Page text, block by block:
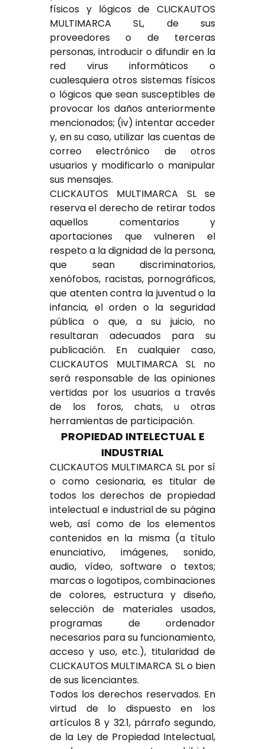
físicos y lógicos de CLICKAUTOS
MULTIMARCA SL, de sus
proveedores o de terceras
personas, introducir o difundir en la
red virus informáticos o
cualesquiera otros sistemas físicos
o lógicos que sean susceptibles de
provocar los daños anteriormente
mencionados; (iv) intentar acceder
y, en su caso, utilizar las cuentas de
correo electrónico de otros
usuarios y modificarlo o manipular
sus mensajes.
CLICKAUTOS MULTIMARCA SL se
reserva el derecho de retirar todos
aquellos comentarios y
aportaciones que vulneren el
respeto a la dignidad de la persona,
que sean discriminatorios,
xenófobos, racistas, pornográficos,
que atenten contra la juventud o la
infancia, el orden o la seguridad
pública o que, a su juicio, no
resultaran adecuados para su
publicación. En cualquier caso,
CLICKAUTOS MULTIMARCA SL no
será responsable de las opiniones
vertidas por los usuarios a través
de los foros, chats, u otras
herramientas de participación.
PROPIEDAD INTELECTUAL E
INDUSTRIAL
CLICKAUTOS MULTIMARCA SL por sí
o como cesionaria, es titular de
todos los derechos de propiedad
intelectual e industrial de su página
web, así como de los elementos
contenidos en la misma (a título
enunciativo, imágenes, sonido,
audio, vídeo, software o textos;
marcas o logotipos, combinaciones
de colores, estructura y diseño,
selección de materiales usados,
programas de ordenador
necesarios para su funcionamiento,
acceso y uso, etc.), titularidad de
CLICKAUTOS MULTIMARCA SL o bien
de sus licenciantes.
Todos los derechos reservados. En
virtud de lo dispuesto en los
artículos 8 y 32.1, párrafo segundo,
de la Ley de Propiedad Intelectual,